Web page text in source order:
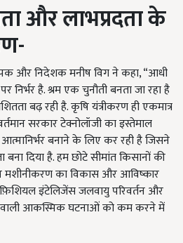
और लाभप्रदता के
और निदेशक मनीष विग ने कहा, “आधी
निर्भर है. श्रम एक चुनौती बनता जा रहा है
बढ़ रही है. कृषि यंत्रीकरण ही एकमात्र
सरकार टेक्नोलॉजी का इस्तेमाल
बनाने के लिए कर रही है जिसने
दिया है. हम छोटे सीमांत किसानों की
मशीनीकरण का विकास और आविष्कार
इंटेलिजेंस जलवायु परिवर्तन और
वाली आकस्मिक घटनाओं को कम करने में